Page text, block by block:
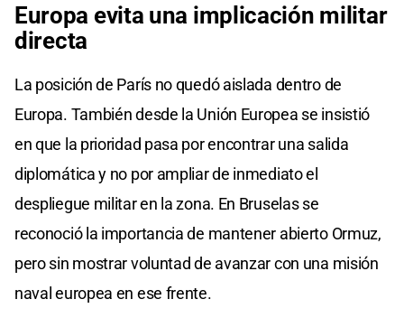
Europa evita una implicación militar
directa
La posición de París no quedó aislada dentro de
Europa. También desde la Unión Europea se insistió
en que la prioridad pasa por encontrar una salida
diplomática y no por ampliar de inmediato el
despliegue militar en la zona. En Bruselas se
reconoció la importancia de mantener abierto Ormuz,
pero sin mostrar voluntad de avanzar con una misión
naval europea en ese frente.